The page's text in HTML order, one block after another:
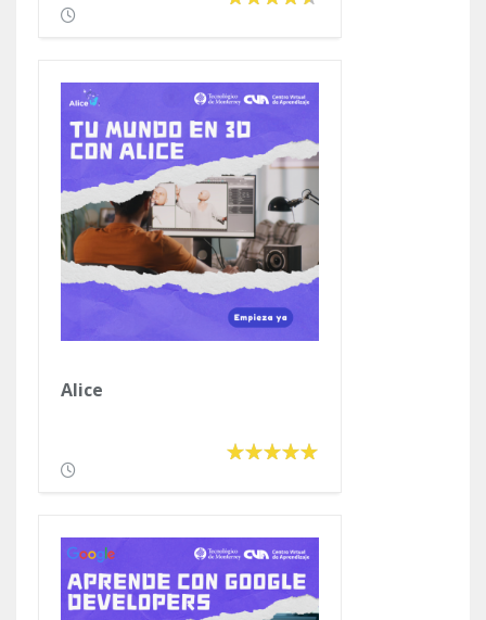
Alice